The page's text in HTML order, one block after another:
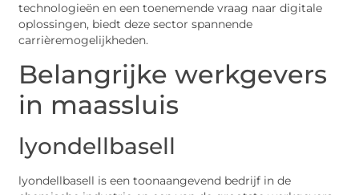
technologieën en een toenemende vraag naar digitale
oplossingen, biedt deze sector spannende
carrièremogelijkheden.
Belangrijke werkgevers
in maassluis
lyondellbasell
lyondellbasell is een toonaangevend bedrijf in de